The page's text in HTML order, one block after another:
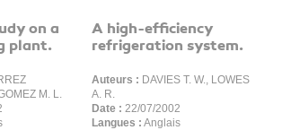
on a
plant.
M. L.
A high-efficiency
refrigeration system.
Auteurs : DAVIES T. W., LOWES
A. R.
Date : 22/07/2002
Langues : Anglais